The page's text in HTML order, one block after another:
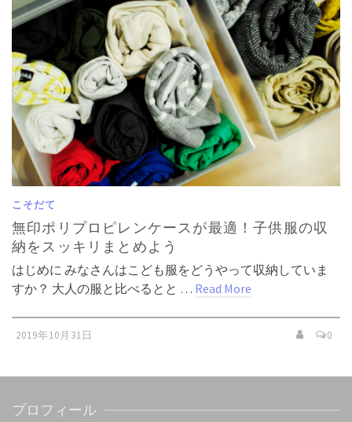
こそだて
無印ポリプロピレンケースが最適！子供服の収
納をスッキリまとめよう
はじめに みなさんはこども服をどうやって収納していま
すか？ 大人の服と比べるとと … Read More
2019年10月31日 0
プロフィール